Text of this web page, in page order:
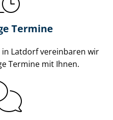
Termine
Latdorf vereinbaren wir
Termine mit Ihnen.